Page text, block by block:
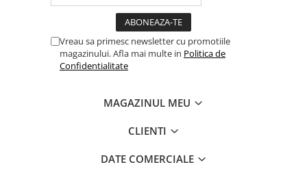
Vreau sa primesc newsletter cu promotiile
magazinului. Afla mai multe in Politica de
Confidentialitate
MAGAZINUL MEU
CLIENTI
DATE COMERCIALE